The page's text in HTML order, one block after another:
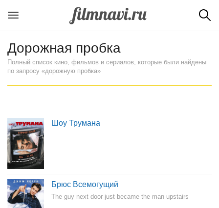
Дорожная пробка
Полный список кино, фильмов и сериалов, которые были найдены
по запросу «дорожную пробка»
Шоу Трумана
Брюс Всемогущий
The guy next door just became the man upstairs